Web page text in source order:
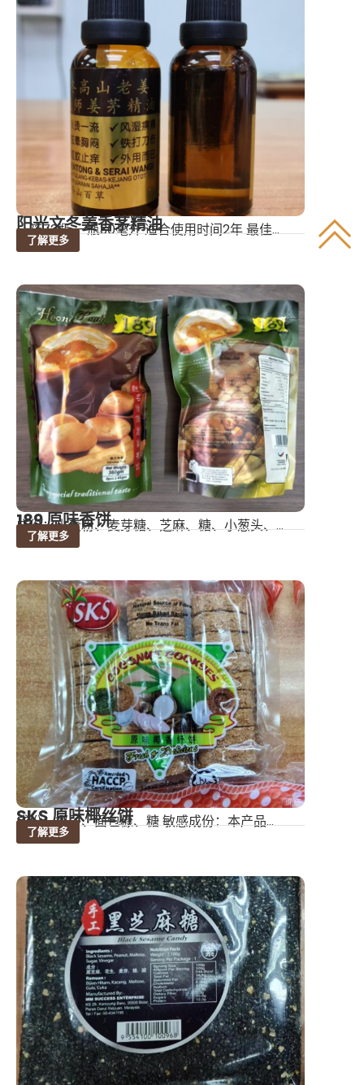
阳光文冬姜香茅精油
一箱72瓶 一瓶30毫升 适合使用时间2年 最佳...
了解更多
189 原味香饼
成份：小麦粉、麦芽糖、芝麻、糖、小葱头、...
了解更多
SKS 原味椰丝饼
成份：椰子、面包糠、糖 敏感成份：本产品...
了解更多